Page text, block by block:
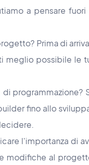
a pensare
Prima di
meglio possibile le
programmazione?
fino allo
l'importanza di
modifiche al